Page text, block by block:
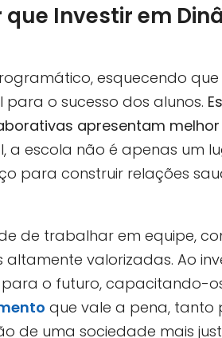
que Investir em
esquecendo
o sucesso dos alunos.
apresentam
a escola não é apenas um
para construir relações
de trabalhar em equipe,
valorizadas. Ao
o futuro, capacitando-
que vale a pena, tanto
de uma sociedade mais